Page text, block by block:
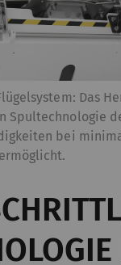
Das
Spultechnologie
bei